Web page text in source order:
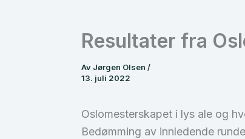
Resultater fra
Av Jørgen Olsen /
13. juli 2022
Oslomesterskapet i lys ale og
Bedømming av innledende